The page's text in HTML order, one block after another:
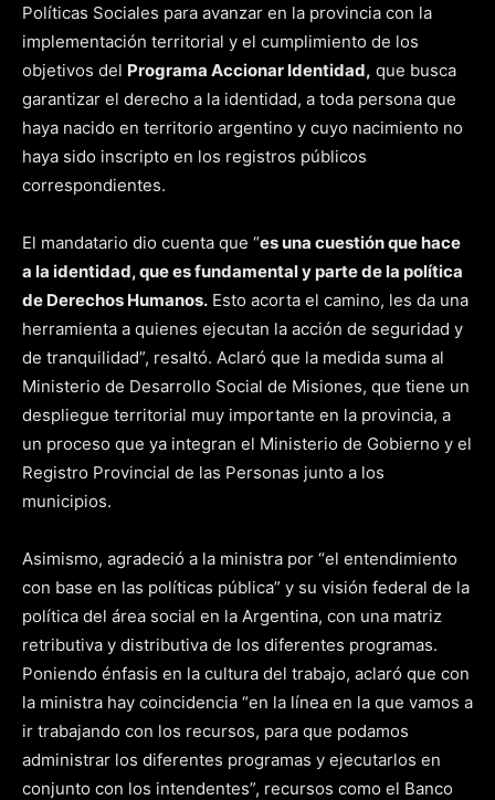
Políticas Sociales para avanzar en la provincia con la
implementación territorial y el cumplimiento de los
objetivos del Programa Accionar Identidad, que busca
garantizar el derecho a la identidad, a toda persona que
haya nacido en territorio argentino y cuyo nacimiento no
haya sido inscripto en los registros públicos
correspondientes.
El mandatario dio cuenta que “es una cuestión que hace
a la identidad, que es fundamental y parte de la política
de Derechos Humanos. Esto acorta el camino, les da una
herramienta a quienes ejecutan la acción de seguridad y
de tranquilidad”, resaltó. Aclaró que la medida suma al
Ministerio de Desarrollo Social de Misiones, que tiene un
despliegue territorial muy importante en la provincia, a
un proceso que ya integran el Ministerio de Gobierno y el
Registro Provincial de las Personas junto a los
municipios.
Asimismo, agradeció a la ministra por “el entendimiento
con base en las políticas pública” y su visión federal de la
política del área social en la Argentina, con una matriz
retributiva y distributiva de los diferentes programas.
Poniendo énfasis en la cultura del trabajo, aclaró que con
la ministra hay coincidencia “en la línea en la que vamos a
ir trabajando con los recursos, para que podamos
administrar los diferentes programas y ejecutarlos en
conjunto con los intendentes”, recursos como el Banco